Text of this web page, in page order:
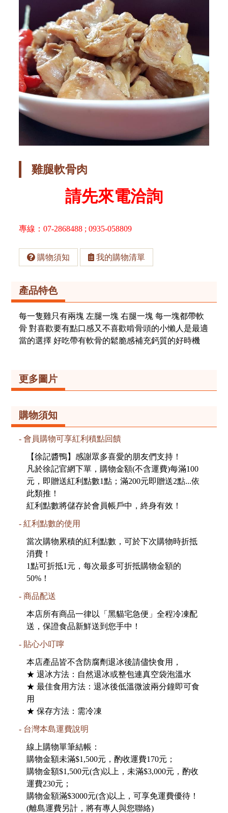
雞腿軟骨肉
請先來電洽詢
專線：07-2868488 ; 0935-058809
購物須知 我的購物清單
產品特色
每一隻雞只有兩塊 左腿一塊 右腿一塊 每一塊都帶軟
骨 對喜歡要有點口感又不喜歡啃骨頭的小懶人是最適
當的選擇 好吃帶有軟骨的鬆脆感補充鈣質的好時機
更多圖片
購物須知
會員購物可享紅利積點回饋
【徐記醬鴨】感謝眾多喜愛的朋友們支持！
凡於徐記官網下單，購物金額(不含運費)每滿100
元，即贈送紅利點數1點；滿200元即贈送2點...依
此類推！
紅利點數將儲存於會員帳戶中，終身有效！
紅利點數的使用
當次購物累積的紅利點數，可於下次購物時折抵
消費！
1點可折抵1元，每次最多可折抵購物金額的
50%！
商品配送
本店所有商品一律以「黑貓宅急便」全程冷凍配
送，保證食品新鮮送到您手中！
貼心小叮嚀
本店產品皆不含防腐劑退冰後請儘快食用，
★ 退冰方法：自然退冰或整包連真空袋泡溫水
★ 最佳食用方法：退冰後低溫微波兩分鐘即可食
用
★ 保存方法：需冷凍
台灣本島運費說明
線上購物單筆結帳：
購物金額未滿$1,500元，酌收運費170元；
購物金額$1,500元(含)以上，未滿$3,000元，酌收
運費230元；
購物金額滿$3000元(含)以上，可享免運費優待！
(離島運費另計，將有專人與您聯絡)